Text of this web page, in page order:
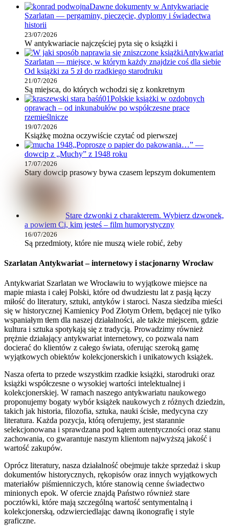
Dawne dokumenty w Antykwariacie
Szarlatan — pergaminy, pieczęcie, dyplomy i świadectwa
historii
23/07/2026
W antykwariacie najczęściej pyta się o książki i
Antykwariat
Szarlatan — miejsce, w którym każdy znajdzie coś dla siebie
Od książki za 5 zł do rzadkiego starodruku
21/07/2026
Są miejsca, do których wchodzi się z konkretnym
Polskie książki w ozdobnych
oprawach – od inkunabułów po współczesne prace
rzemieślnicze
19/07/2026
Książkę można oczywiście czytać od pierwszej
„Poproszę o papier do pakowania…” —
dowcip z „Muchy” z 1948 roku
17/07/2026
Stary dowcip prasowy bywa czasem lepszym dokumentem
Stare dzwonki z charakterem. Wybierz dzwonek,
a powiem Ci, kim jesteś – film humorystyczny
16/07/2026
Są przedmioty, które nie muszą wiele robić, żeby
Szarlatan Antykwariat – internetowy i stacjonarny Wrocław
Antykwariat Szarlatan we Wrocławiu to wyjątkowe miejsce na
mapie miasta i całej Polski, które od dwudziestu lat z pasją łączy
miłość do literatury, sztuki, antyków i staroci. Nasza siedziba mieści
się w historycznej Kamienicy Pod Złotym Orłem, będącej nie tylko
wspaniałym tłem dla naszej działalności, ale także miejscem, gdzie
kultura i sztuka spotykają się z tradycją. Prowadzimy również
prężnie działający antykwariat internetowy, co pozwala nam
docierać do klientów z całego świata, oferując szeroką gamę
wyjątkowych obiektów kolekcjonerskich i unikatowych książek.
Nasza oferta to przede wszystkim rzadkie książki, starodruki oraz
książki współczesne o wysokiej wartości intelektualnej i
kolekcjonerskiej. W ramach naszego antykwariatu naukowego
proponujemy bogaty wybór książek naukowych z różnych dziedzin,
takich jak historia, filozofia, sztuka, nauki ścisłe, medycyna czy
literatura. Każda pozycja, którą oferujemy, jest starannie
selekcjonowana i sprawdzana pod kątem autentyczności oraz stanu
zachowania, co gwarantuje naszym klientom najwyższą jakość i
wartość zakupów.
Oprócz literatury, nasza działalność obejmuje także sprzedaż i skup
dokumentów historycznych, rękopisów oraz innych wyjątkowych
materiałów piśmienniczych, które stanowią cenne świadectwo
minionych epok. W ofercie znajdą Państwo również stare
pocztówki, które mają szczególną wartość sentymentalną i
kolekcjonerską, odzwierciedlając dawną ikonografię i style
graficzne.